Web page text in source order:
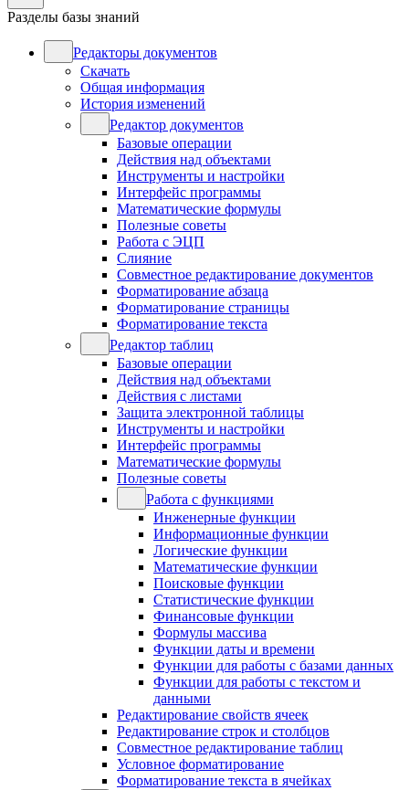
Разделы базы знаний
Редакторы документов
Скачать
Общая информация
История изменений
Редактор документов
Базовые операции
Действия над объектами
Инструменты и настройки
Интерфейс программы
Математические формулы
Полезные советы
Работа с ЭЦП
Слияние
Совместное редактирование документов
Форматирование абзаца
Форматирование страницы
Форматирование текста
Редактор таблиц
Базовые операции
Действия над объектами
Действия с листами
Защита электронной таблицы
Инструменты и настройки
Интерфейс программы
Математические формулы
Полезные советы
Работа с функциями
Инженерные функции
Информационные функции
Логические функции
Математические функции
Поисковые функции
Статистические функции
Финансовые функции
Формулы массива
Функции даты и времени
Функции для работы с базами данных
Функции для работы с текстом и
данными
Редактирование свойств ячеек
Редактирование строк и столбцов
Совместное редактирование таблиц
Условное форматирование
Форматирование текста в ячейках